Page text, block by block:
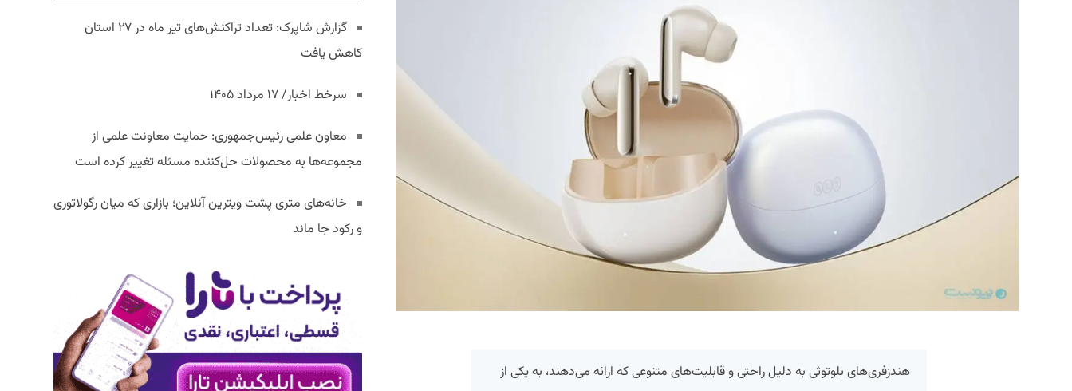
هندزفری‌های بلوتوثی به دلیل راحتی و قابلیت‌های متنوعی که ارائه می‌دهند، به یکی از
گزارش شاپرک: تعداد تراکنش‌های تیر ماه در ۲۷ استان‌
کاهش یافت
سرخط اخبار/ ۱۷ مرداد ۱۴۰۵
معاون علمی رئیس‌جمهوری: حمایت معاونت علمی از
مجموعه‌ها به محصولات حل‌کننده مسئله تغییر کرده است
خانه‌های متری پشت ویترین آنلاین؛ بازاری که میان رگولاتوری
و رکود جا ماند